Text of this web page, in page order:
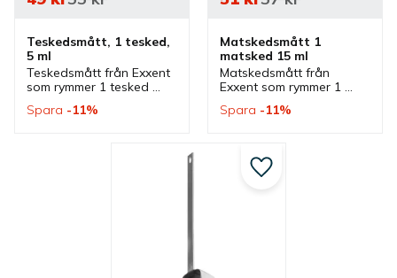
Teskedsmått, 1 tesked,
5 ml
Teskedsmått från Exxent
som rymmer 1 tesked
teskedsmått av rostfritt
Spara 11%
Matskedsmått 1
matsked 15 ml
Matskedsmått från
Exxent som rymmer 1
matskedsmått av rostfritt
Spara 11%
Lägg till i favoriter